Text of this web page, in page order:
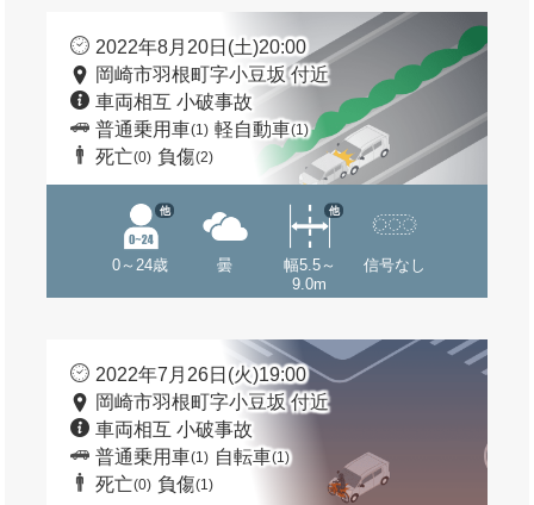
2022年8月20日(土)20:00
岡崎市羽根町字小豆坂 付近
車両相互 小破事故
普通乗用車(1) 軽自動車(1)
死亡(0) 負傷(2)
0～24歳
他
曇
幅5.5～
9.0m
他
信号なし
2022年7月26日(火)19:00
岡崎市羽根町字小豆坂 付近
車両相互 小破事故
普通乗用車(1) 自転車(1)
死亡(0) 負傷(1)